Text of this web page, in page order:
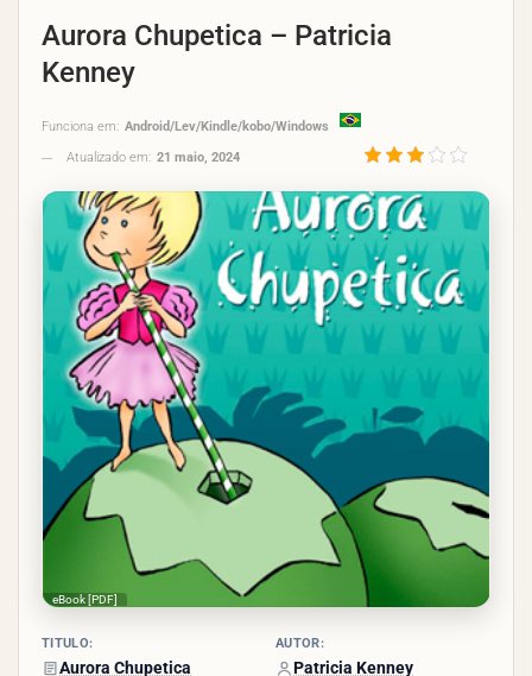
Aurora Chupetica – Patricia
Kenney
Funciona em: Android/Lev/Kindle/kobo/Windows
Atualizado em: 21 maio, 2024
eBook [PDF]
3.1/5
- (10
votos)
TÍTULO:
Aurora Chupetica
AUTOR:
Patricia Kenney